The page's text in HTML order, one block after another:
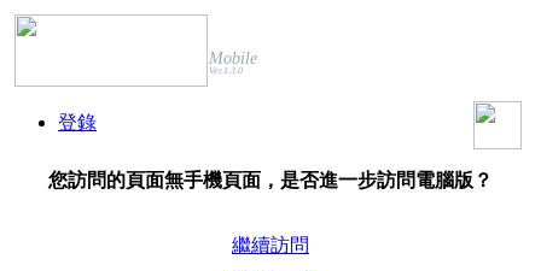
Mobile
Ver.1.3.0
登錄
您訪問的頁面無手機頁面，是否進一步訪問電腦版？
繼續訪問